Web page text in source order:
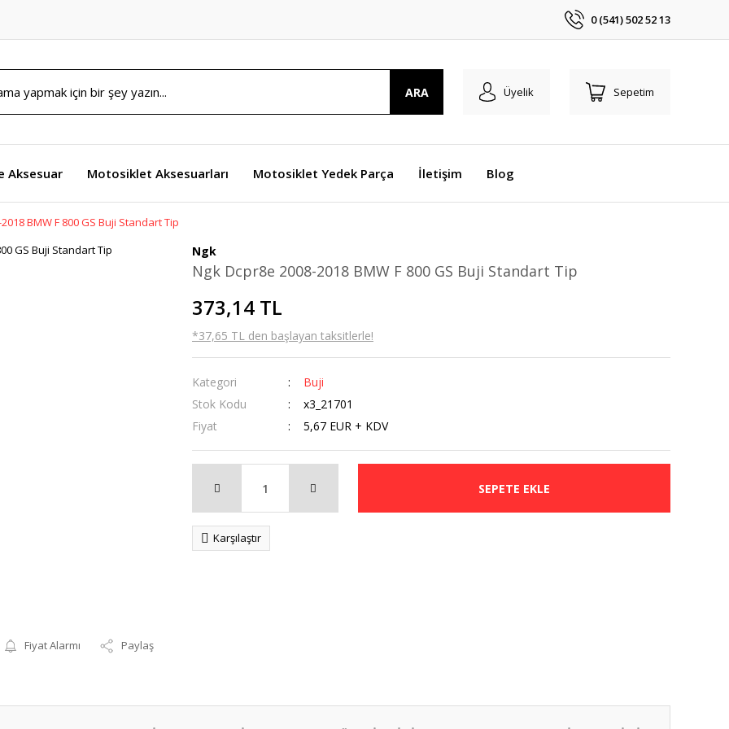
0 (541) 502 52 13
ARA Üyelik Sepetim
Aksesuar Motosiklet Aksesuarları Motosiklet Yedek Parça İletişim Blog
BMW F 800 GS Buji Standart Tip
Fiyat Alarmı Paylaş
Ngk
Ngk Dcpr8e 2008-2018 BMW F 800 GS Buji Standart Tip
373,14 TL
*37,65 TL den başlayan taksitlerle!
Kategori
Buji
Stok Kodu
x3_21701
Fiyat
5,67 EUR + KDV
SEPETE EKLE
Karşılaştır